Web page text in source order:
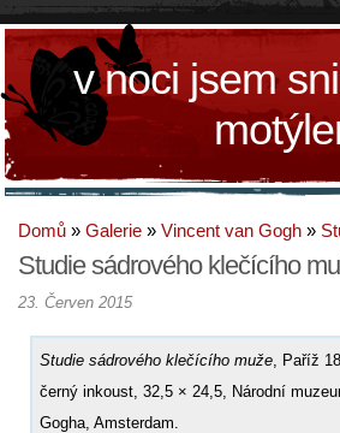
v noci jsem
Domů » Galerie » Vincent van Gogh »
Studie sádrového klečícího
23. Červen 2015
Studie sádrového klečícího muže , Paříž
černý inkoust, 32,5 × 24,5, Národní
Gogha, Amsterdam.